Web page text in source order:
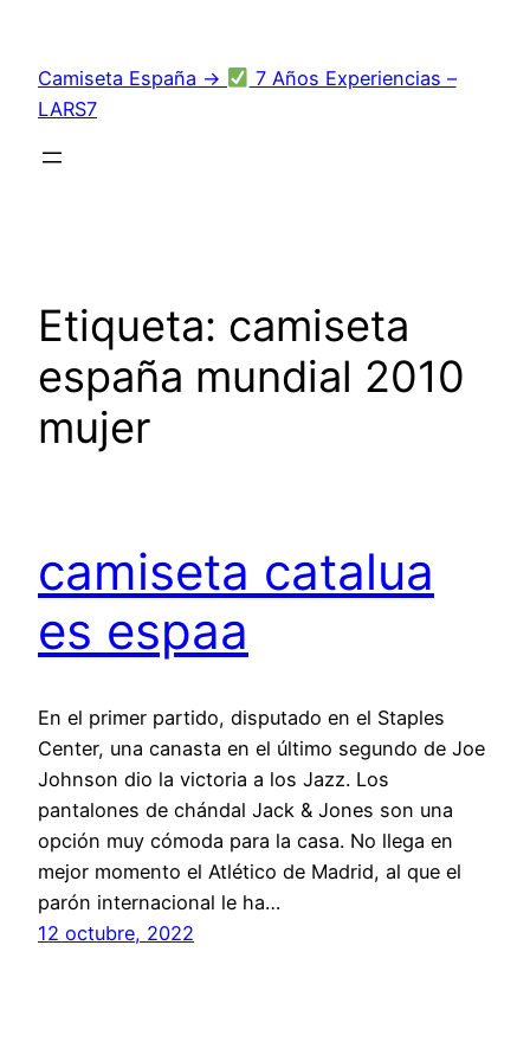
contenido
Camiseta España →
7 Años Experiencias –
LARS7
Etiqueta: camiseta
españa mundial 2010
mujer
camiseta catalua
es espaa
En el primer partido, disputado en el Staples
Center, una canasta en el último segundo de Joe
Johnson dio la victoria a los Jazz. Los
pantalones de chándal Jack & Jones son una
opción muy cómoda para la casa. No llega en
mejor momento el Atlético de Madrid, al que el
parón internacional le ha…
12 octubre, 2022